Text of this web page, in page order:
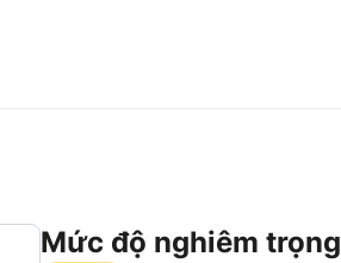
Mức độ nghiêm trọng